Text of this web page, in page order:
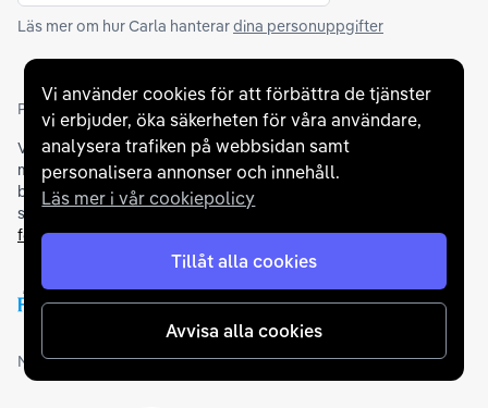
Vi använder cookies för att förbättra de tjänster
vi erbjuder, öka säkerheten för våra användare,
analysera trafiken på webbsidan samt
personalisera annonser och innehåll.
Läs mer i vår cookiepolicy
Tillåt alla cookies
Avvisa alla cookies
Läs mer om hur Carla hanterardina personuppgifter
Partners och betallösningar
Vi samarbetar medflertalet banker för att erbjuda dig bästa
möjliga finansieringslösning och stödjer en rad olika
betalningsmetoder. För att du ska känna dig trygg vid ditt köp
samarbetar vi med Folksam och AutoConcept gällande
försäkringar och garantier.
Medlemskap och utmärkelser